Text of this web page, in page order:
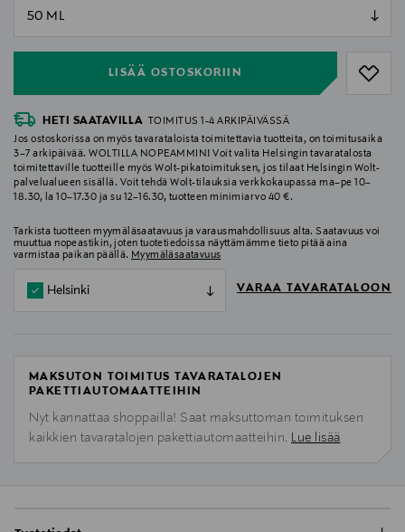
LISÄÄ OSTOSKORIIN
HETI SAATAVILLA
TOIMITUS 1-4 ARKIPÄIVÄSSÄ
Jos ostoskorissa on myös tavarataloista toimitettavia tuotteita, on toimitusaika
3–7 arkipäivää. WOLTILLA NOPEAMMIN! Voit valita Helsingin tavaratalosta
toimitettaville tuotteille myös Wolt-pikatoimituksen, jos tilaat Helsingin Wolt-
palvelualueen sisällä. Voit tehdä Wolt-tilauksia verkkokaupassa ma–pe 10–
18.30, la 10–17.30 ja su 12–16.30, tuotteen minimiarvo 40 €.
Tarkista tuotteen myymäläsaatavuus ja varausmahdollisuus alta. Saatavuus voi
muuttua nopeastikin, joten tuotetiedoissa näyttämämme tieto pitää aina
varmistaa paikan päällä. Myymäläsaatavuus
Helsinki VARAA TAVARATALOON
MAKSUTON TOIMITUS TAVARATALOJEN
PAKETTIAUTOMAATTEIHIN
Nyt kannattaa shoppailla! Saat maksuttoman toimituksen
kaikkien tavaratalojen pakettiautomaatteihin. Lue lisää